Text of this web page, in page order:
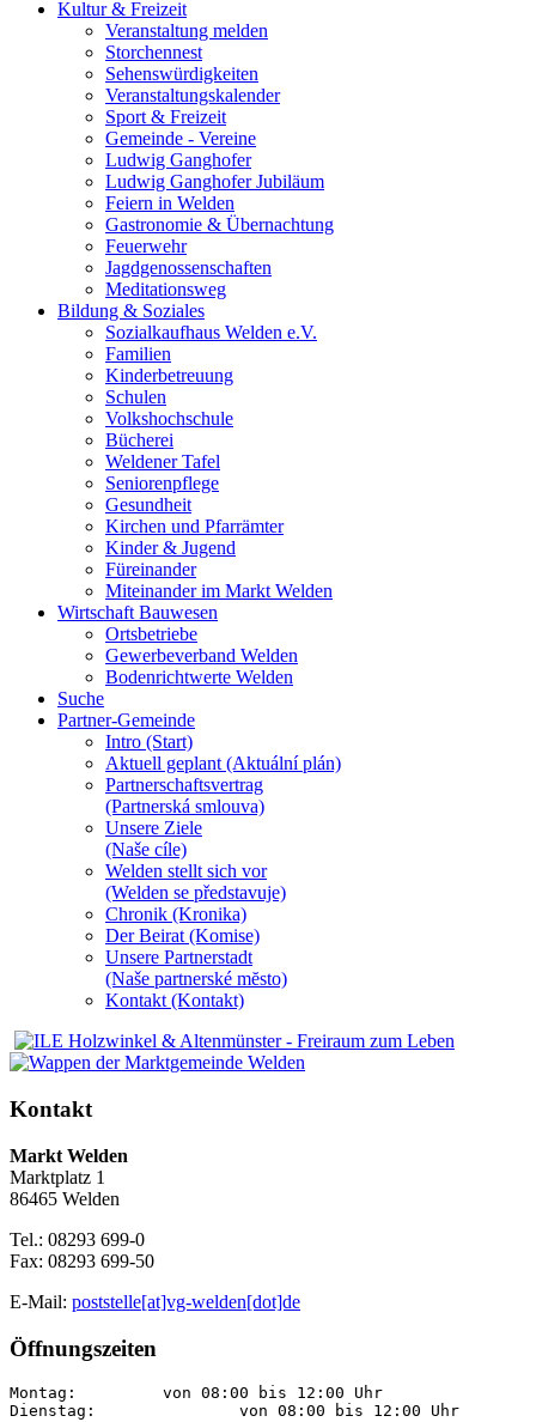
Kultur & Freizeit
Veranstaltung melden
Storchennest
Sehenswürdigkeiten
Veranstaltungskalender
Sport & Freizeit
Gemeinde - Vereine
Ludwig Ganghofer
Ludwig Ganghofer Jubiläum
Feiern in Welden
Gastronomie & Übernachtung
Feuerwehr
Jagdgenossenschaften
Meditationsweg
Bildung & Soziales
Sozialkaufhaus Welden e.V.
Familien
Kinderbetreuung
Schulen
Volkshochschule
Bücherei
Weldener Tafel
Seniorenpflege
Gesundheit
Kirchen und Pfarrämter
Kinder & Jugend
Füreinander
Miteinander im Markt Welden
Wirtschaft Bauwesen
Ortsbetriebe
Gewerbeverband Welden
Bodenrichtwerte Welden
Suche
Partner-Gemeinde
Intro (Start)
Aktuell geplant (Aktuální plán)
Partnerschaftsvertrag
(Partnerská smlouva)
Unsere Ziele
(Naše cíle)
Welden stellt sich vor
(Welden se představuje)
Chronik (Kronika)
Der Beirat (Komise)
Unsere Partnerstadt
(Naše partnerské mĕsto)
Kontakt (Kontakt)
Kontakt
Markt Welden
Marktplatz 1
86465 Welden
Tel.: 08293 699-0
Fax: 08293 699-50
E-Mail: poststelle[at]vg-welden[dot]de
Öffnungszeiten
Montag:		von 08:00 bis 12:00 Uhr
Dienstag:		von 08:00 bis 12:00 Uhr